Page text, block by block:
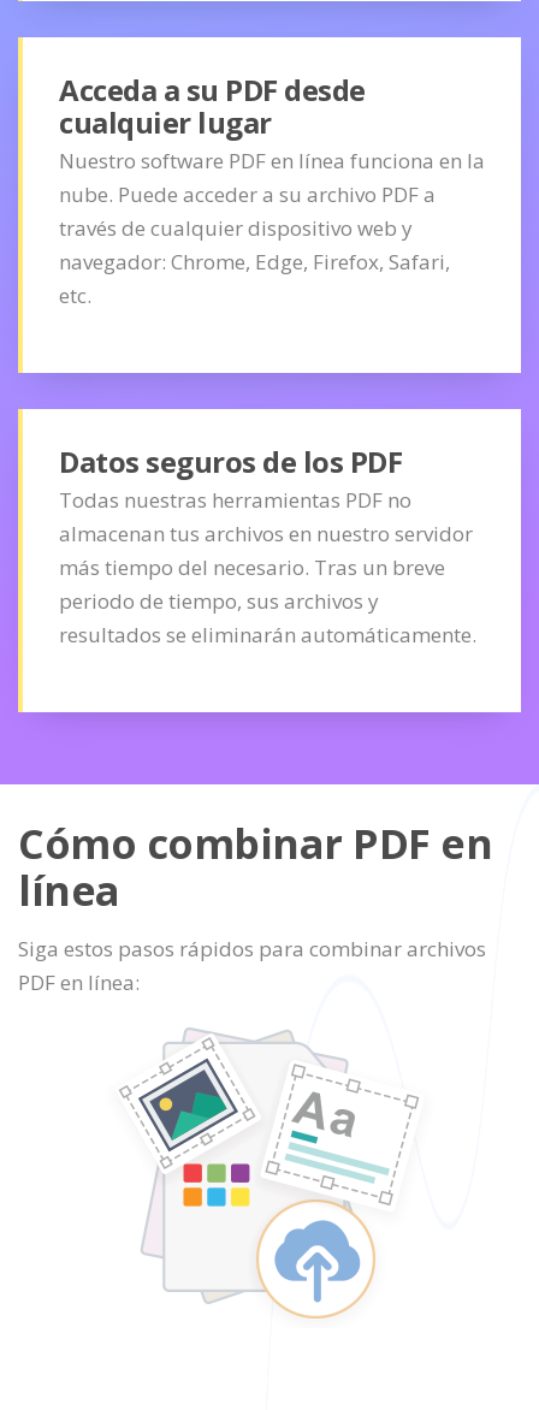
Acceda a su PDF desde
cualquier lugar
Nuestro software PDF en línea funciona en la
nube. Puede acceder a su archivo PDF a
través de cualquier dispositivo web y
navegador: Chrome, Edge, Firefox, Safari,
etc.
Datos seguros de los PDF
Todas nuestras herramientas PDF no
almacenan tus archivos en nuestro servidor
más tiempo del necesario. Tras un breve
periodo de tiempo, sus archivos y
resultados se eliminarán automáticamente.
Cómo combinar PDF en
línea
Siga estos pasos rápidos para combinar archivos
PDF en línea: